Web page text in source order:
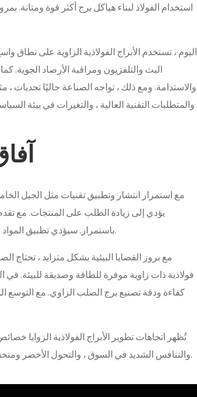
استخدام الفولاذ لبناء هياكل برج أكثر قوة ومتانة.
اليوم ، تستخدم الأبراج الفولاذية الزاوية على
البث والتلفزيون ومراقبة الأرصاد الجوية.
والاستدامة. ومع ذلك ، تواجه الصناعة حاليًا تحديات
والمتطلبات التقنية العالية ، والتغيرات في بيئة
مع استمرار انتشار وتطبيق تقنيات مثل الجيل
يؤدي إلى زيادة الطلب على المنتجات. مع
باستمرار. سيؤدي تطبيق المواد والعمليات الجديدة إلى تحسين أداء وموثوقية الأبراج الفولاذية الزاوية.
مع بروز القضايا البيئية بشكل متزايد ، تحتاج
فولاذية ذات زاوية موفرة للطاقة وصديقة للبيئة. في
كفاءة ودقة تصنيع برج الصلب الزاوي. مع
تُظهر اتجاهات تطوير الأبراج الفولاذية الزوايا
والتنافس الشديد في السوق ، والتحول الأخضر ومنخفض الكربون ، فضلاً عن التطورات في الأتمتة وتكنولوجيا المعلومات.